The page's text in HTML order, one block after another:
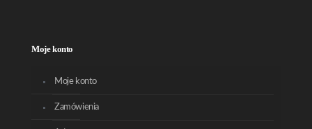
Moje konto
Moje konto
Zamówienia